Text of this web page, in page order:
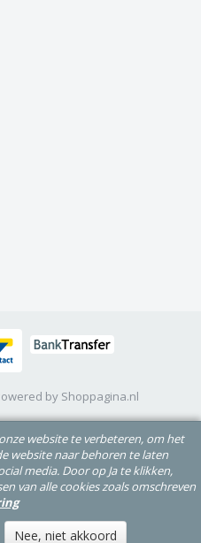
by Shoppagina.nl
website te verbeteren, om het
website naar behoren te laten
media. Door op Ja te klikken,
van alle cookies zoals omschreven
Nee, niet akkoord